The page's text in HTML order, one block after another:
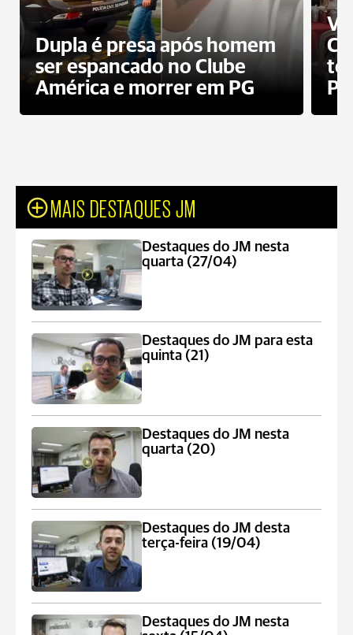
Dupla é presa após homem
ser espancado no Clube
América e morrer em PG
PG
MAIS DESTAQUES JM
Destaques do JM nesta
quarta (27/04)
Destaques do JM para esta
quinta (21)
Destaques do JM nesta
quarta (20)
Destaques do JM desta
terça-feira (19/04)
Destaques do JM nesta